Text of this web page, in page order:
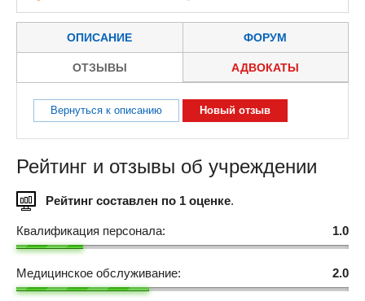
ОПИСАНИЕ ФОРУМ
ОТЗЫВЫ АДВОКАТЫ
Вернуться к описанию Новый отзыв
Рейтинг и отзывы об учреждении
Рейтинг составлен по 1 оценке.
1.0
Квалификация персонала:
2.0
Медицинское обслуживание: